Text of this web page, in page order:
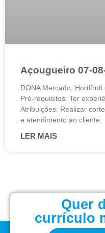
Açougueiro 07-
DONA Mercado, Hortifruti
Pré-requisitos: Ter
Atribuições: Realizar
e atendimento ao cliente;
LER MAIS
Quer
currículo